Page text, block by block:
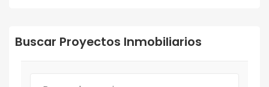
Buscar Proyectos Inmobiliarios